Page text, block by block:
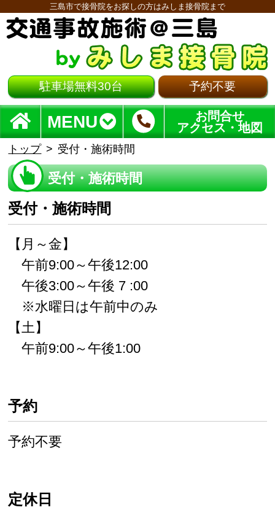
三島市で接骨院をお探しの方はみしま接骨院まで
駐車場無料30台 予約不要
MENU
お問合せ
アクセス・地図
トップ 受付・施術時間
受付・施術時間
受付・施術時間
【月～金】
午前9:00～午後12:00
午後3:00～午後 7 :00
※水曜日は午前中のみ
【土】
午前9:00～午後1:00
予約
予約不要
定休日